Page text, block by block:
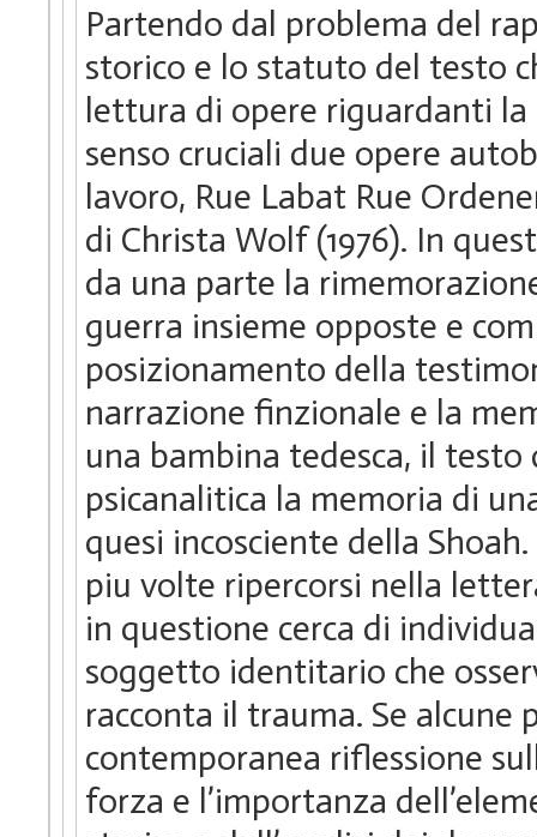
Partendo dal problema del
storico e lo statuto del testo
lettura di opere riguardanti la
senso cruciali due opere
lavoro, Rue Labat Rue
di Christa Wolf (1976). In
da una parte la
guerra insieme opposte e
posizionamento della
narrazione finzionale e la
una bambina tedesca, il
psicanalitica la memoria di
quesi incosciente della
piu volte ripercorsi nella
in questione cerca di
soggetto identitario che
racconta il trauma. Se
contemporanea riflessione
forza e l’importanza